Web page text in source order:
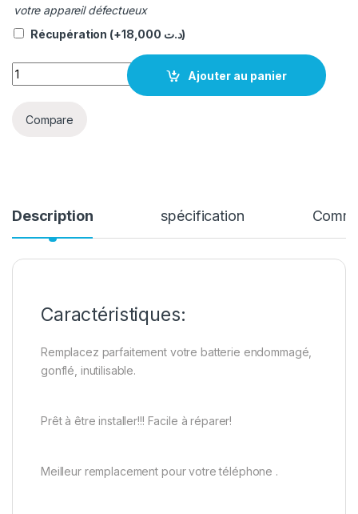
votre appareil défectueux
Récupération (+ د.ت)
quantité Batterie Samsung A21s original
Ajouter au panier
Compare
Description spécification
Caractéristiques:
Remplacez parfaitement votre batterie endommagé,
gonflé, inutilisable.
Prêt à être installer!!! Facile à réparer!
Meilleur remplacement pour votre téléphone .